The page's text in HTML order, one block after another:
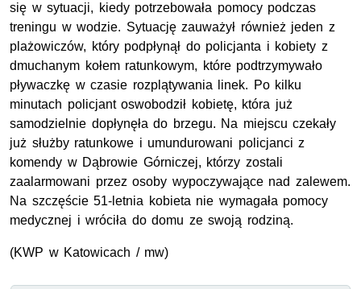
się w sytuacji, kiedy potrzebowała pomocy podczas
treningu w wodzie. Sytuację zauważył również jeden z
plażowiczów, który podpłynął do policjanta i kobiety z
dmuchanym kołem ratunkowym, które podtrzymywało
pływaczkę w czasie rozplątywania linek. Po kilku
minutach policjant oswobodził kobietę, która już
samodzielnie dopłynęła do brzegu. Na miejscu czekały
już służby ratunkowe i umundurowani policjanci z
komendy w Dąbrowie Górniczej, którzy zostali
zaalarmowani przez osoby wypoczywające nad zalewem.
Na szczęście 51-letnia kobieta nie wymagała pomocy
medycznej i wróciła do domu ze swoją rodziną.
(KWP w Katowicach / mw)